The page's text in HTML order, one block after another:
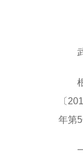
〔
年第